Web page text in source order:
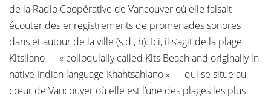
de la Radio Coopérative de Vancouver où elle faisait
écouter des enregistrements de promenades sonores
dans et autour de la ville (s.d., h). Ici, il s’agit de la plage
Kitsilano — « colloquially called Kits Beach and originally in
native Indian language Khahtsahlano » — qui se situe au
cœur de Vancouver où elle est l’une des plages les plus